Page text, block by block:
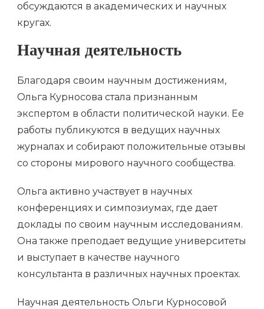
обсуждаются в академических и научных
кругах.
Научная деятельность
Благодаря своим научным достижениям,
Ольга Курносова стала признанным
экспертом в области политической науки. Ее
работы публикуются в ведущих научных
журналах и собирают положительные отзывы
со стороны мирового научного сообщества.
Ольга активно участвует в научных
конференциях и симпозиумах, где дает
доклады по своим научным исследованиям.
Она также преподает ведущие университеты
и выступает в качестве научного
консультанта в различных научных проектах.
Научная деятельность Ольги Курносовой